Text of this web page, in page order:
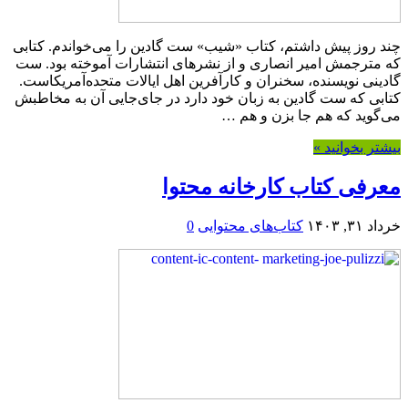
چند روز پیش داشتم، کتاب «شیب» ست گادین را می‌خواندم. کتابی
که مترجمش امیر انصاری و از نشرهای انتشارات آموخته بود. ست
گادینی نویسنده، سخنران و کارآفرین اهل ایالات متحده‌آمریکاست.
کتابی که ست گادین به زبان خود دارد در جای‌جایی‌ آن به مخاطبش
می‌گوید که هم جا بزن و هم …
بیشتر بخوانید »
معرفی کتاب کارخانه محتوا
خرداد ۳۱, ۱۴۰۳ کتاب‌های محتوایی 0